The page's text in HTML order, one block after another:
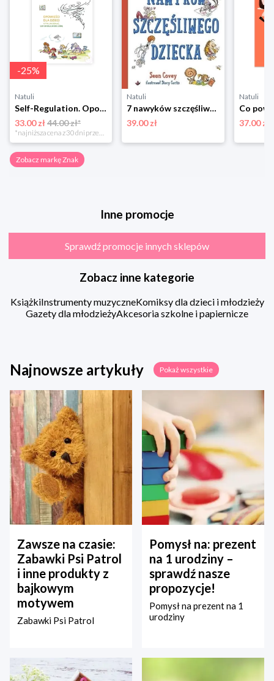
-25%
Natuli
Self-Regulation. Opowieści dla dzieci o tym jak działać gdy emocje biorą górę Znak
33.00 zł44.00 zł*
Natuli
7 nawyków szczęśliwego dziecka Znak
39.00 zł
Natuli
37.00 zł
Zobacz markę Znak
Inne promocje
Sprawdź promocje innych sklepów
Zobacz inne kategorie
KsiążkiInstrumenty muzyczneKomiksy dla dzieci i młodzieży
Gazety dla młodzieżyAkcesoria szkolne i papiernicze
Najnowsze artykuły Pokaż wszystkie
Zawsze na czasie:
Zabawki Psi Patrol
i inne produkty z
bajkowym
motywem
Zabawki Psi Patrol
Pomysł na: prezent
na 1 urodziny –
sprawdź nasze
propozycje!
Pomysł na prezent na 1
urodziny